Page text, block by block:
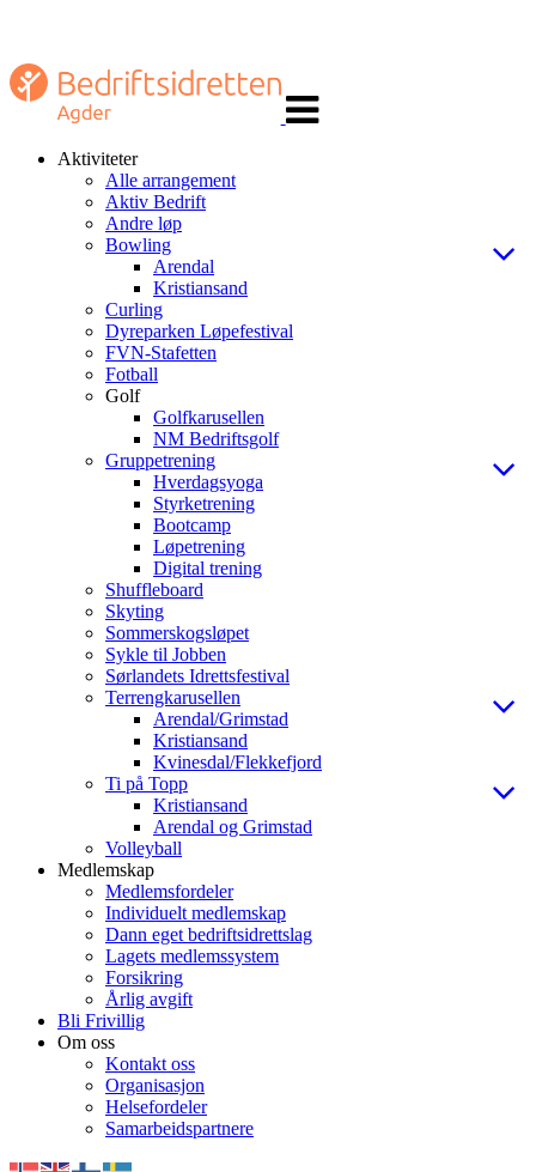
navigasjon
Aktiviteter
Alle arrangement
Aktiv Bedrift
Andre løp
Bowling
Arendal
Kristiansand
Curling
Dyreparken Løpefestival
FVN-Stafetten
Fotball
Golf
Golfkarusellen
NM Bedriftsgolf
Gruppetrening
Hverdagsyoga
Styrketrening
Bootcamp
Løpetrening
Digital trening
Shuffleboard
Skyting
Sommerskogsløpet
Sykle til Jobben
Sørlandets Idrettsfestival
Terrengkarusellen
Arendal/Grimstad
Kristiansand
Kvinesdal/Flekkefjord
Ti på Topp
Kristiansand
Arendal og Grimstad
Volleyball
Medlemskap
Medlemsfordeler
Individuelt medlemskap
Dann eget bedriftsidrettslag
Lagets medlemssystem
Forsikring
Årlig avgift
Bli Frivillig
Om oss
Kontakt oss
Organisasjon
Helsefordeler
Samarbeidspartnere